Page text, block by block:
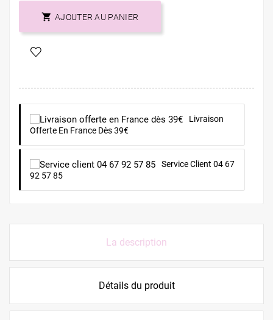
 AJOUTER AU PANIER
Livraison
Offerte En France Dès 39€
Service Client 04 67
92 57 85
La description
Détails du produit